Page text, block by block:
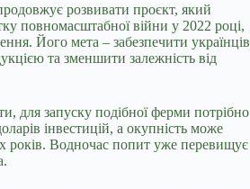
розвивати проєкт, який
повномасштабної війни у 2022 році,
Його мета – забезпечити українців
та зменшити залежність від
для запуску подібної ферми потрібно
інвестицій, а окупність може
років. Водночас попит уже перевищує